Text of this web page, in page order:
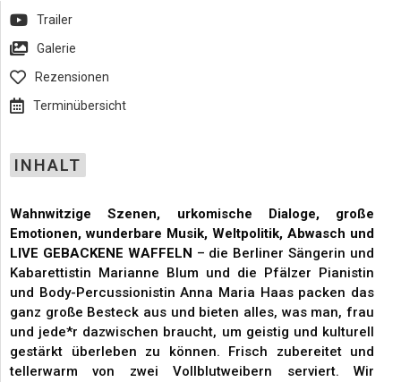
INHALT
Trailer
Galerie
Rezensionen
Terminübersicht
Wahnwitzige Szenen, urkomische Dialoge, große
Emotionen, wunderbare Musik, Weltpolitik, Abwasch und
LIVE GEBACKENE WAFFELN – die Berliner Sängerin und
Kabarettistin Marianne Blum und die Pfälzer Pianistin
und Body-Percussionistin Anna Maria Haas packen das
ganz große Besteck aus und bieten alles, was man, frau
und jede*r dazwischen braucht, um geistig und kulturell
gestärkt überleben zu können. Frisch zubereitet und
tellerwarm von zwei Vollblutweibern serviert. Wir